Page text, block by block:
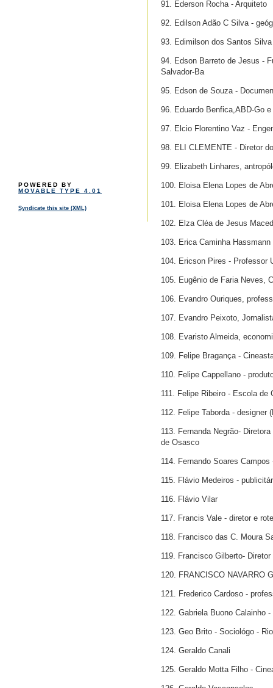
POWERED BY
MOVABLE TYPE 4.01
Syndicate this site (XML)
91. Ederson Rocha - Arquiteto
92. Edilson Adão C Silva -
93. Edimilson dos Santos Silva
94. Edson Barreto de Jesus -
Salvador-Ba
95. Edson de Souza -
96. Eduardo Benfica,ABD-Go
97. Elcio Florentino Vaz -
98. ELI CLEMENTE - Diretor
99. Elizabeth Linhares,
100. Eloisa Elena Lopes de
101. Eloisa Elena Lopes de
102. Elza Cléa de Jesus
103. Erica Caminha
104. Ericson Pires - Professor
105. Eugênio de Faria Neves,
106. Evandro Ouriques,
107. Evandro Peixoto,
108. Evaristo Almeida,
109. Felipe Bragança -
110. Felipe Cappellano -
111. Felipe Ribeiro - Escola
112. Felipe Taborda - designer
113. Fernanda Negrão-
de Osasco
114. Fernando Soares
115. Flávio Medeiros -
116. Flávio Vilar
117. Francis Vale - diretor e
118. Francisco das C. Moura
119. Francisco Gilberto-
120. FRANCISCO NAVARRO
121. Frederico Cardoso -
122. Gabriela Buono Calainho
123. Geo Brito - Sociológo -
124. Geraldo Canali
125. Geraldo Motta Filho -